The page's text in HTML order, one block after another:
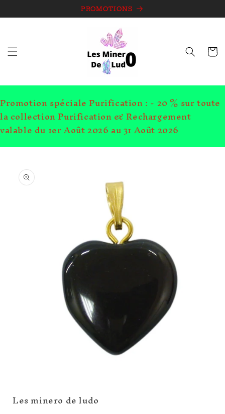
au
PROMOTIONS
Panier
Promotion spéciale Purification : - 20 % sur toute
la collection Purification & Rechargement
valable du 1er Août 2026 au 31 Août 2026
informations
produits
1
Les minero de ludo